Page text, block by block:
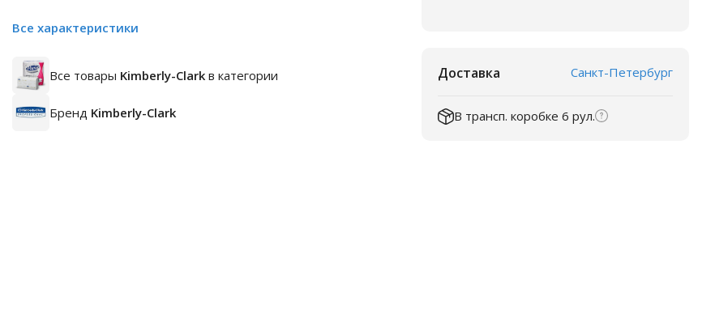
Все характеристики
Все товары Kimberly-Clark в категории
Бренд Kimberly-Clark
Доставка Санкт-Петербург
В трансп. коробке 6 рул.